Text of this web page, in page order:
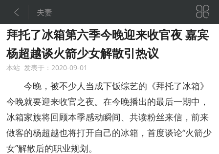
 夫妻 
拜托了冰箱第六季今晚迎来收官夜 嘉宾
杨超越谈火箭少女解散引热议
本站 发表于：2020-09-01
今晚，被不少人当成下饭综艺的《拜托了冰箱》
今晚就要迎来收官之夜。在今晚播出的最后一期中，
冰箱家族将回顾本季感动瞬间、共读粉丝来信，前来
做客的杨超越也将打开自己的冰箱，首度谈论“火箭少
女”解散后的职业规划。